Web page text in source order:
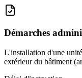
Démarches
L'installation d'une
extérieur du bâtiment